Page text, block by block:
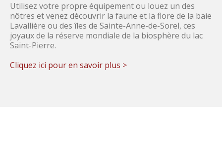
Utilisez votre propre équipement ou louez un des
nôtres et venez découvrir la faune et la flore de la baie
Lavallière ou des îles de Sainte-Anne-de-Sorel, ces
joyaux de la réserve mondiale de la biosphère du lac
Saint-Pierre.
Cliquez ici pour en savoir plus >